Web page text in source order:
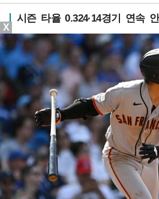
시즌 타율 0.324·14경기 연속
X